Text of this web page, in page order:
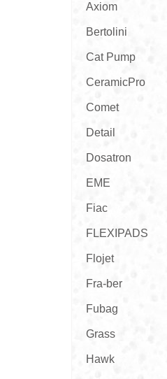
Axiom
Bertolini
Cat Pump
CeramicPro
Comet
Detail
Dosatron
EME
Fiac
FLEXIPADS
Flojet
Fra-ber
Fubag
Grass
Hawk